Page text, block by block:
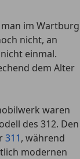
im Wartburg
nicht, an
einmal.
dem Alter
waren
des 312. Den
311, während
modernen